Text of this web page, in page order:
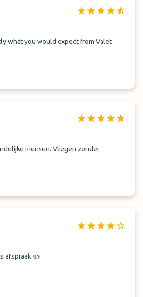
what you would expect from Valet
Vliegen zonder
afspraak 👍